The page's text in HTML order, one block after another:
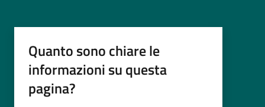
Quanto sono chiare le
informazioni su questa
pagina?